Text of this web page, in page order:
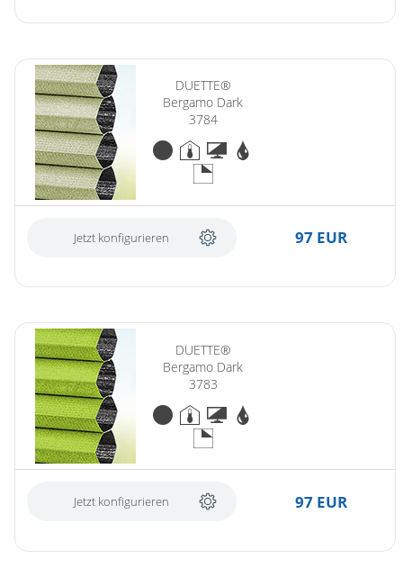
DUETTE®
Bergamo Dark
3784
Jetzt konfigurieren 97 EUR
DUETTE®
Bergamo Dark
3783
Jetzt konfigurieren 97 EUR